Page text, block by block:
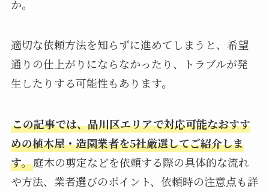
か。
適切な依頼方法を知らずに進めてしまうと、希望
通りの仕上がりにならなかったり、トラブルが発
生したりする可能性もあります。
この記事では、品川区エリアで対応可能なおすす
めの植木屋・造園業者を5社厳選してご紹介しま
す。庭木の剪定などを依頼する際の具体的な流れ
や方法、業者選びのポイント、依頼時の注意点も詳